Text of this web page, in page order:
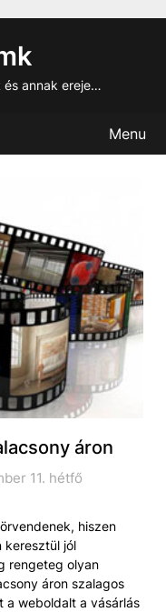
és annak ereje…
Menu
áron
11. hétfő
hiszen
keresztül jól
rengeteg olyan
áron szalagos
a weboldalt a vásárlás